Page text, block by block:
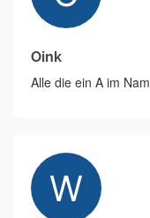
Oink
Alle die ein A im